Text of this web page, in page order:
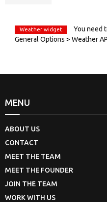
Weather widget
You need
General Options > Weather
MENU
ABOUT US
CONTACT
MEET THE TEAM
MEET THE FOUNDER
JOIN THE TEAM
WORK WITH US